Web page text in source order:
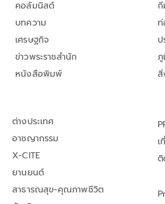
คอลัมนิสต์
บทความ
เศรษฐกิจ
ข่าวพระราชสำนัก
หนังสือพิมพ์
กี
ภู
ต่างประเทศ
อาชญากรรม
X-CITE
ยานยนต์
สาธารณสุข-คุณภาพชีวิต
เ